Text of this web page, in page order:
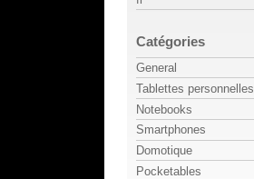
Catégories
General
Tablettes personnelles
Notebooks
Smartphones
Domotique
Pocketables